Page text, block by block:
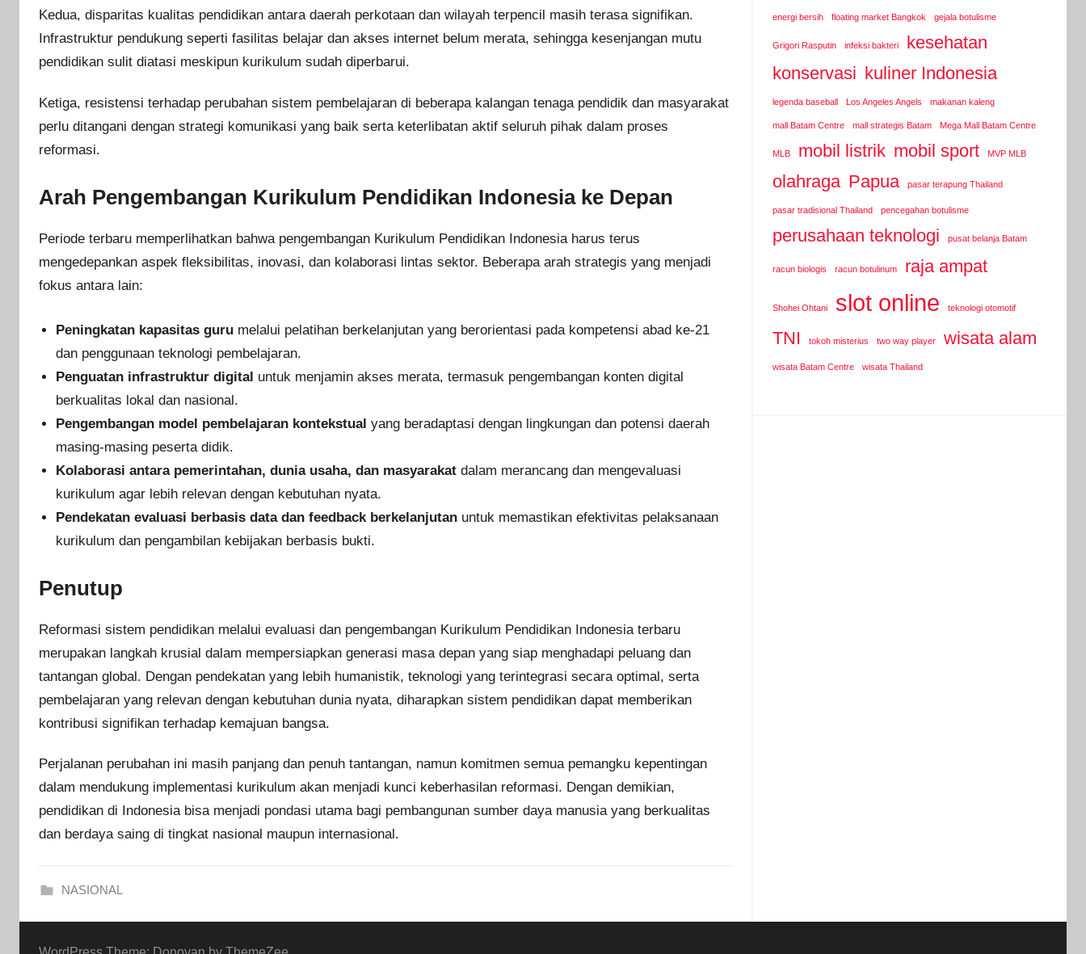
Kedua, disparitas kualitas pendidikan antara daerah perkotaan dan wilayah terpencil masih terasa signifikan.
Infrastruktur pendukung seperti fasilitas belajar dan akses internet belum merata, sehingga kesenjangan mutu
pendidikan sulit diatasi meskipun kurikulum sudah diperbarui.
Ketiga, resistensi terhadap perubahan sistem pembelajaran di beberapa kalangan tenaga pendidik dan masyarakat
perlu ditangani dengan strategi komunikasi yang baik serta keterlibatan aktif seluruh pihak dalam proses
reformasi.
Arah Pengembangan Kurikulum Pendidikan Indonesia ke Depan
Periode terbaru memperlihatkan bahwa pengembangan Kurikulum Pendidikan Indonesia harus terus
mengedepankan aspek fleksibilitas, inovasi, dan kolaborasi lintas sektor. Beberapa arah strategis yang menjadi
fokus antara lain:
Peningkatan kapasitas guru melalui pelatihan berkelanjutan yang berorientasi pada kompetensi abad ke-21
dan penggunaan teknologi pembelajaran.
Penguatan infrastruktur digital untuk menjamin akses merata, termasuk pengembangan konten digital
berkualitas lokal dan nasional.
Pengembangan model pembelajaran kontekstual yang beradaptasi dengan lingkungan dan potensi daerah
masing-masing peserta didik.
Kolaborasi antara pemerintahan, dunia usaha, dan masyarakat dalam merancang dan mengevaluasi
kurikulum agar lebih relevan dengan kebutuhan nyata.
Pendekatan evaluasi berbasis data dan feedback berkelanjutan untuk memastikan efektivitas pelaksanaan
kurikulum dan pengambilan kebijakan berbasis bukti.
Penutup
Reformasi sistem pendidikan melalui evaluasi dan pengembangan Kurikulum Pendidikan Indonesia terbaru
merupakan langkah krusial dalam mempersiapkan generasi masa depan yang siap menghadapi peluang dan
tantangan global. Dengan pendekatan yang lebih humanistik, teknologi yang terintegrasi secara optimal, serta
pembelajaran yang relevan dengan kebutuhan dunia nyata, diharapkan sistem pendidikan dapat memberikan
kontribusi signifikan terhadap kemajuan bangsa.
Perjalanan perubahan ini masih panjang dan penuh tantangan, namun komitmen semua pemangku kepentingan
dalam mendukung implementasi kurikulum akan menjadi kunci keberhasilan reformasi. Dengan demikian,
pendidikan di Indonesia bisa menjadi pondasi utama bagi pembangunan sumber daya manusia yang berkualitas
dan berdaya saing di tingkat nasional maupun internasional.
NASIONAL
energi bersih floating market Bangkok gejala botulisme
Grigori Rasputin infeksi bakteri
kesehatan
konservasi kuliner Indonesia
legenda baseball Los Angeles Angels makanan kaleng
mall Batam Centre mall strategis Batam Mega Mall Batam Centre
MLB mobil listrik mobil sport MVP MLB
olahraga Papua pasar terapung Thailand
pasar tradisional Thailand pencegahan botulisme
perusahaan teknologi pusat belanja Batam
racun biologis racun botulinum raja ampat
Shohei Ohtani slot online teknologi otomotif
TNI tokoh misterius two way player wisata alam
wisata Batam Centre wisata Thailand